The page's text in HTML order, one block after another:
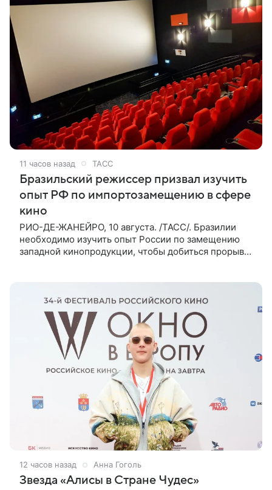
11 часов назад ТАСС
Бразильский режиссер призвал изучить
опыт РФ по импортозамещению в сфере
кино
РИО-ДЕ-ЖАНЕЙРО, 10 августа. /ТАСС/. Бразилии
необходимо изучить опыт России по замещению
западной кинопродукции, чтобы добиться прорыва
12 часов назад Анна Гоголь
Звезда «Алисы в Стране Чудес»